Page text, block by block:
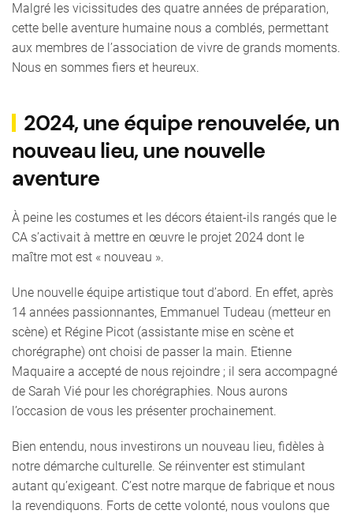
Malgré les vicissitudes des quatre années de préparation,
cette belle aventure humaine nous a comblés, permettant
aux membres de l’association de vivre de grands moments.
Nous en sommes fiers et heureux.
2024, une équipe renouvelée, un
nouveau lieu, une nouvelle
aventure
À peine les costumes et les décors étaient-ils rangés que le
CA s’activait à mettre en œuvre le projet 2024 dont le
maître mot est « nouveau ».
Une nouvelle équipe artistique tout d’abord. En effet, après
14 années passionnantes, Emmanuel Tudeau (metteur en
scène) et Régine Picot (assistante mise en scène et
chorégraphe) ont choisi de passer la main. Etienne
Maquaire a accepté de nous rejoindre ; il sera accompagné
de Sarah Vié pour les chorégraphies. Nous aurons
l’occasion de vous les présenter prochainement.
Bien entendu, nous investirons un nouveau lieu, fidèles à
notre démarche culturelle. Se réinventer est stimulant
autant qu’exigeant. C’est notre marque de fabrique et nous
la revendiquons. Forts de cette volonté, nous voulons que